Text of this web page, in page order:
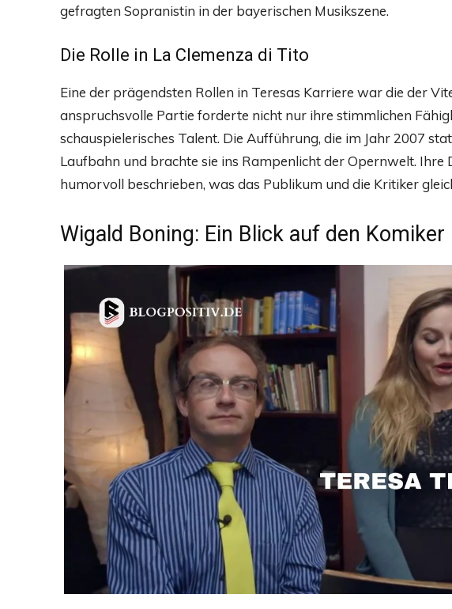
gefragten Sopranistin in der bayerischen Musikszene.
Die Rolle in La Clemenza di Tito
Eine der prägendsten Rollen in Teresas Karriere war die der
anspruchsvolle Partie forderte nicht nur ihre stimmlichen
schauspielerisches Talent. Die Aufführung, die im Jahr 2007
Laufbahn und brachte sie ins Rampenlicht der Opernwelt.
humorvoll beschrieben, was das Publikum und die Kritiker
Wigald Boning: Ein Blick auf den Komiker